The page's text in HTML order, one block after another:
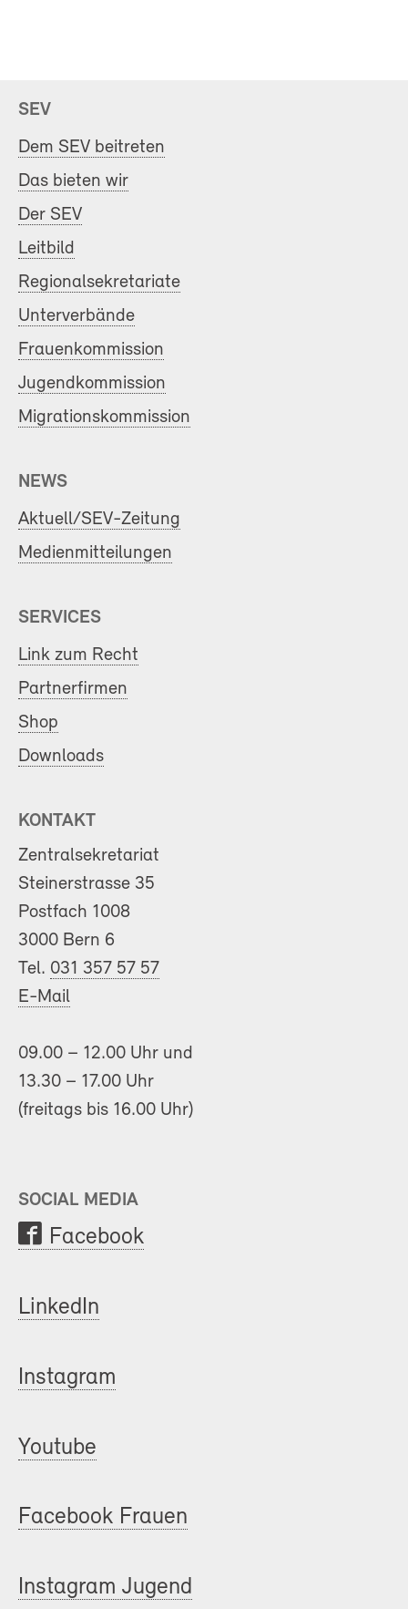
SEV
Dem SEV beitreten
Das bieten wir
Der SEV
Leitbild
Regionalsekretariate
Unterverbände
Frauenkommission
Jugendkommission
Migrationskommission
NEWS
Aktuell/SEV-Zeitung
Medienmitteilungen
SERVICES
Link zum Recht
Partnerfirmen
Shop
Downloads
KONTAKT
Zentralsekretariat
Steinerstrasse 35
Postfach 1008
3000 Bern 6
Tel. 031 357 57 57
E-Mail
09.00 – 12.00 Uhr und
13.30 – 17.00 Uhr
(freitags bis 16.00 Uhr)
SOCIAL MEDIA
Facebook
LinkedIn
Instagram
Youtube
Facebook Frauen
Instagram Jugend